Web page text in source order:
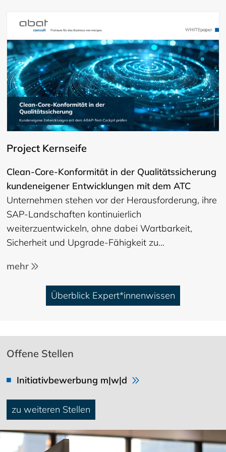
Project Kernseife
Clean-Core-Konformität in der Qualitätssicherung
kundeneigener Entwicklungen mit dem ATC
Unternehmen stehen vor der Herausforderung, ihre
SAP-Landschaften kontinuierlich
weiterzuentwickeln, ohne dabei Wartbarkeit,
Sicherheit und Upgrade-Fähigkeit zu…
mehr
Überblick Expert*innenwissen
Offene Stellen
Initiativbewerbung m|w|d
zu weiteren Stellen